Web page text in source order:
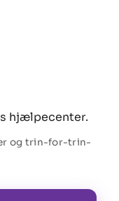
hjælpecenter.
og trin-for-trin-